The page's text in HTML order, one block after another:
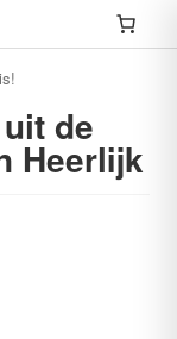
de
Heerlijk